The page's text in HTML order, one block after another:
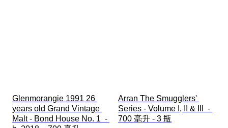
Glenmorangie 1991 26
years old Grand Vintage
Malt - Bond House No. 1  -
Arran The Smugglers'
Series - Volume I, II & III  -
700 毫升 - 3 瓶